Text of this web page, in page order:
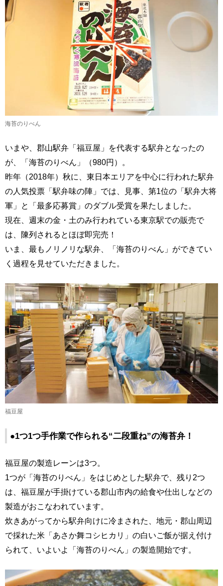
海苔のりべん
いまや、郡山駅弁「福豆屋」を代表する駅弁となったの
が、「海苔のりべん」（980円）。
昨年（2018年）秋に、東日本エリアを中心に行われた駅弁
の人気投票「駅弁味の陣」では、見事、第1位の「駅弁大将
軍」と「最多応募賞」のダブル受賞を果たしました。
現在、週末の金・土のみ行われている東京駅での販売で
は、陳列されるとほぼ即完売！
いま、最もノリノリな駅弁、「海苔のりべん」ができてい
く過程を見せていただきました。
福豆屋
●1つ1つ手作業で作られる“二段重ね”の海苔弁！
福豆屋の製造レーンは3つ。
1つが「海苔のりべん」をはじめとした駅弁で、残り2つ
は、福豆屋が手掛けている郡山市内の給食や仕出しなどの
製造がおこなわれています。
炊きあがってから駅弁向けに冷まされた、地元・郡山周辺
で採れた米「あさか舞コシヒカリ」の白いご飯が据え付け
られて、いよいよ「海苔のりべん」の製造開始です。